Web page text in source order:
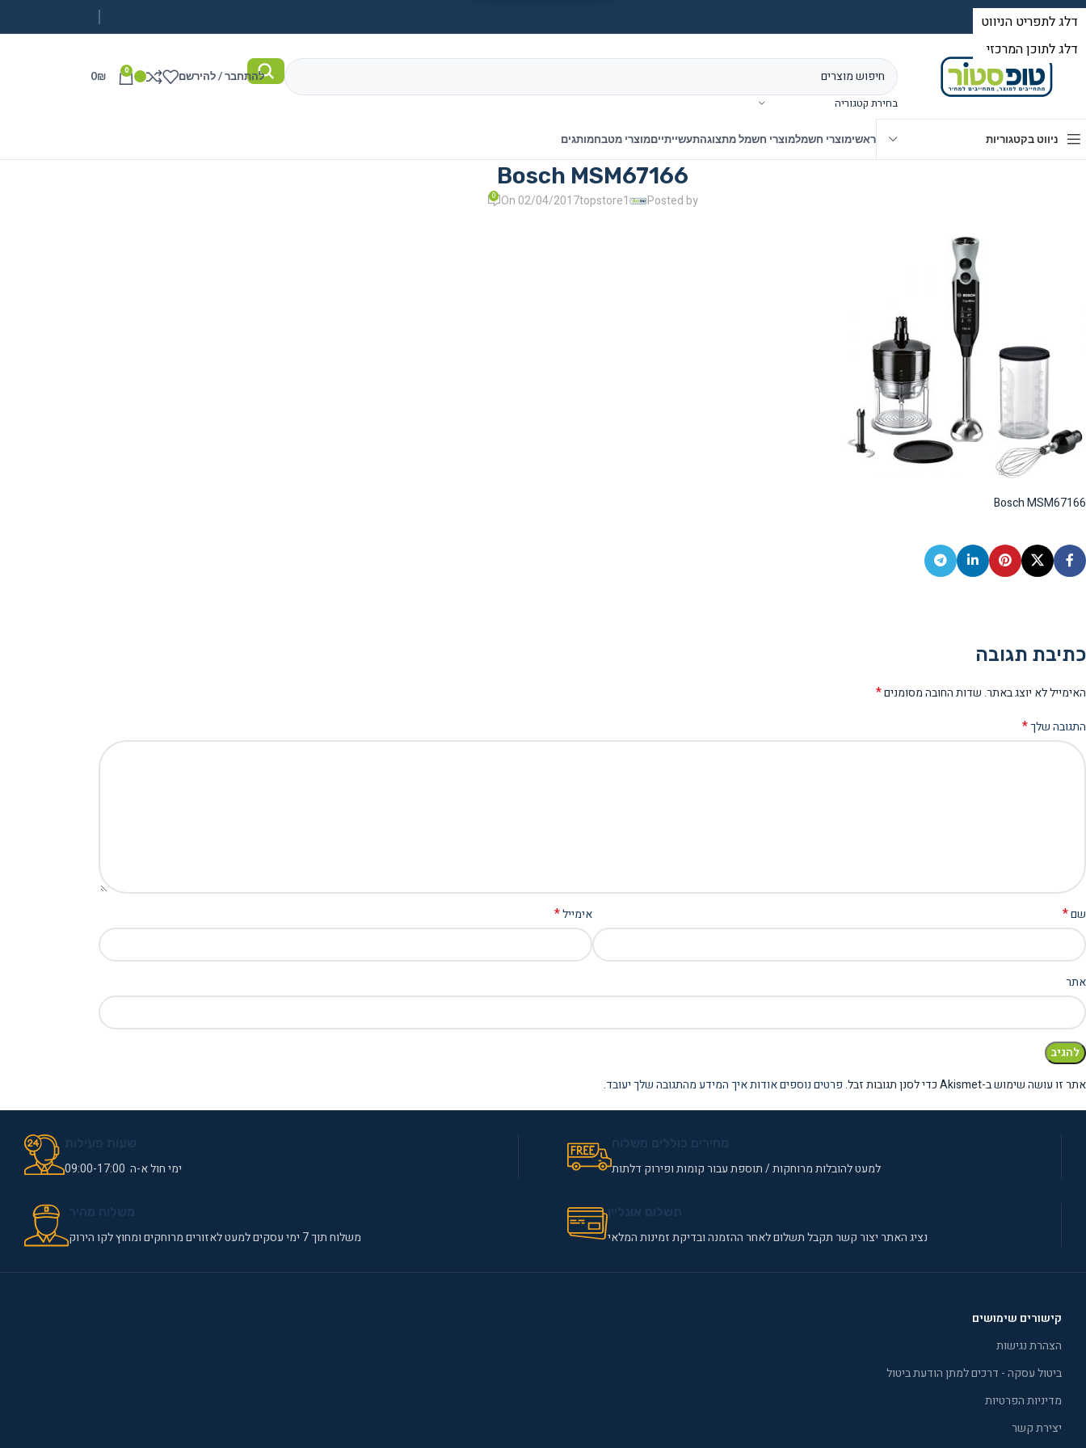
בחירת קטגוריה
להתחבר / להירשם 0
0₪
ניווט בקטגוריות ראשימוצרי חשמלמוצרי חשמל מתצוגהתעשייתייםמוצרי מטבחמותגים
Bosch MSM67166
Posted by
topstore1
On 02/04/2017
0
Bosch MSM67166
כתיבת תגובה
האימייל לא יוצג באתר.שדות החובה מסומנים*
התגובה שלך*
שם* אימייל*
אתר
אתר זו עושה שימוש ב-Akismet כדי לסנן תגובות זבל. פרטים נוספים אודות איך המידע מהתגובה שלך יעובד.
למעט להובלות מרוחקות / תוספת עבור קומות ופירוק דלתות ימי חול א-ה 09:00-17:00
נציג האתר יצור קשר תקבל תשלום לאחר ההזמנה ובדיקת זמינות המלאי משלוח תוך 7 ימי עסקים למעט לאזורים מרוחקים ומחוץ לקו הירוק
קישורים שימושים
הצהרת נגישות
ביטול עסקה - דרכים למתן הודעת ביטול
מדיניות הפרטיות
יצירת קשר